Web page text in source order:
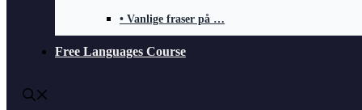
• Vanlige fraser på …
Free Languages Course